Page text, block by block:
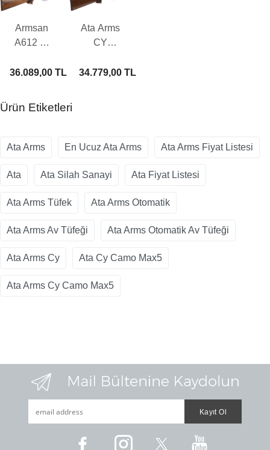
Armsan
A612 W
Av Tüfeği
36.089,00 TL
Ata Arms
CY
Otomatik
34.779,00 TL
Ürün Etiketleri
Ata Arms En Ucuz Ata Arms Ata Arms Fiyat Listesi
Ata Ata Silah Sanayi Ata Fiyat Listesi
Ata Arms Tüfek Ata Arms Otomatik
Ata Arms Av Tüfeği Ata Arms Otomatik Av Tüfeği
Ata Arms Cy Ata Cy Camo Max5
Ata Arms Cy Camo Max5